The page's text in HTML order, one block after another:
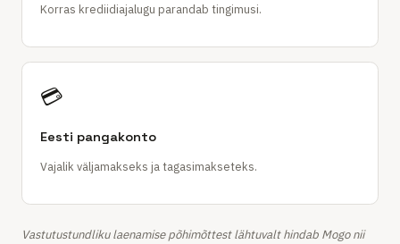
Korras krediidiajalugu parandab tingimusi.
💳
Eesti pangakonto
Vajalik väljamakseks ja tagasimakseteks.
Vastutustundliku laenamise põhimõttest lähtuvalt hindab Mogo nii